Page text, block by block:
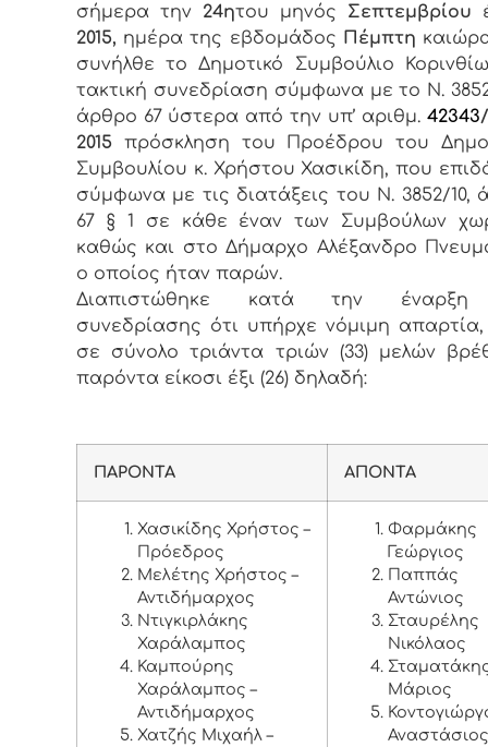
σήμερα την 24ητου μηνός Σεπτεμβρίου
2015, ημέρα της εβδομάδος Πέμπτη
συνήλθε το Δημοτικό Συμβούλιο
τακτική συνεδρίαση σύμφωνα με το Ν.
άρθρο 67 ύστερα από την υπ’ αριθμ. 42343
2015 πρόσκληση του Προέδρου του
Συμβουλίου κ. Χρήστου Χασικίδη, που
σύμφωνα με τις διατάξεις του Ν. 3852/10,
67 § 1 σε κάθε έναν των Συμβούλων
καθώς και στο Δήμαρχο Αλέξανδρο
ο οποίος ήταν παρών.
Διαπιστώθηκε κατά την
συνεδρίασης ότι υπήρχε νόμιμη απαρτία,
σε σύνολο τριάντα τριών (33) μελών
παρόντα είκοσι έξι (26) δηλαδή:
ΠΑΡΟΝΤΑ ΑΠΟΝΤΑ
Χασικίδης Χρήστος –
Πρόεδρος
Μελέτης Χρήστος –
Αντιδήμαρχος
Ντιγκιρλάκης
Χαράλαμπος
Καμπούρης
Χαράλαμπος –
Αντιδήμαρχος
Χατζής Μιχαήλ –
Φαρμάκης
Γεώργιος
Παππάς
Αντώνιος
Σταυρέλης
Νικόλαος
Μάριος
Αναστάσιος